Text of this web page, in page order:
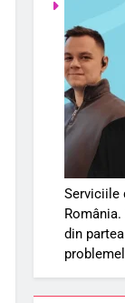
Serviciile
din